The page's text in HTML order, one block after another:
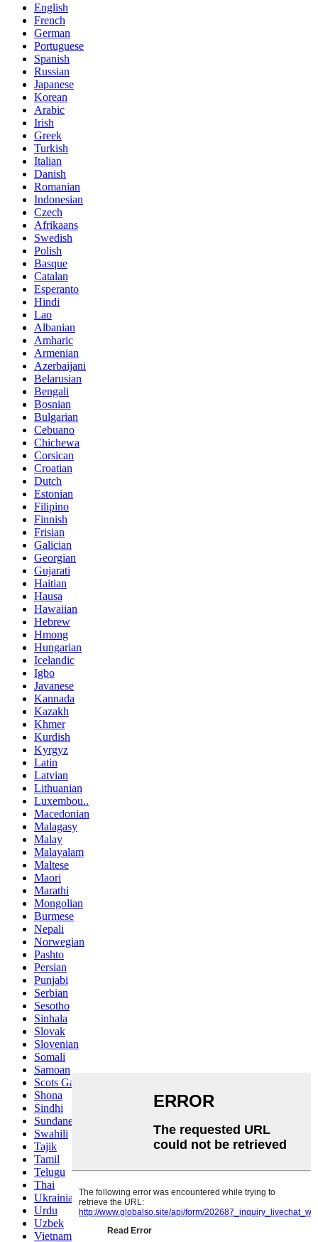
English
French
German
Portuguese
Spanish
Russian
Japanese
Korean
Arabic
Irish
Greek
Turkish
Italian
Danish
Romanian
Indonesian
Czech
Afrikaans
Swedish
Polish
Basque
Catalan
Esperanto
Hindi
Lao
Albanian
Amharic
Armenian
Azerbaijani
Belarusian
Bengali
Bosnian
Bulgarian
Cebuano
Chichewa
Corsican
Croatian
Dutch
Estonian
Filipino
Finnish
Frisian
Galician
Georgian
Gujarati
Haitian
Hausa
Hawaiian
Hebrew
Hmong
Hungarian
Icelandic
Igbo
Javanese
Kannada
Kazakh
Khmer
Kurdish
Kyrgyz
Latin
Latvian
Lithuanian
Luxembou..
Macedonian
Malagasy
Malay
Malayalam
Maltese
Maori
Marathi
Mongolian
Burmese
Nepali
Norwegian
Pashto
Persian
Punjabi
Serbian
Sesotho
Sinhala
Slovak
Slovenian
Somali
Samoan
Scots Gaelic
Shona
Sindhi
Sundanese
Swahili
Tajik
Tamil
Telugu
Thai
Ukrainian
Urdu
Uzbek
Vietnamese